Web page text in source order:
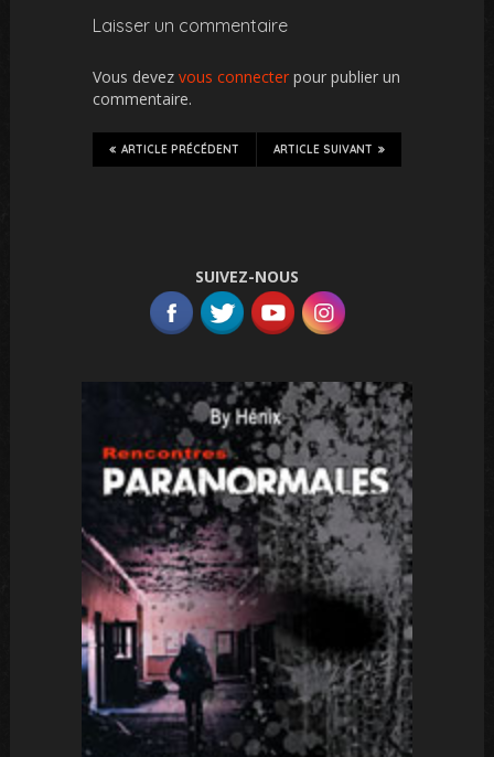
Laisser un commentaire
Vous devez vous connecter pour publier un
commentaire.
ARTICLE SUIVANT
ARTICLE PRÉCÉDENT
SUIVEZ-NOUS